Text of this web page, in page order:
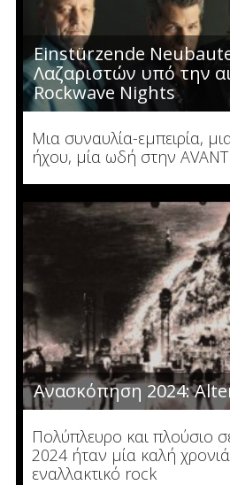
Einstürzende
Λαζαριστών υπό την
Rockwave Nights
Μια συναυλία-εμπειρία,
ήχου, μία ωδή στην
Ανασκόπηση 2024:
Πολύπλευρο και πλούσιο
2024 ήταν μία καλή
εναλλακτικό rock